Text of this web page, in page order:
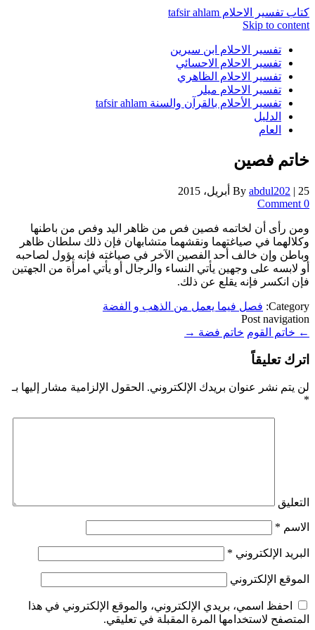
كتاب تفسير الاحلام tafsir ahlam
Skip to content
تفسير الاحلام ابن سيرين
تفسير الاحلام الاحسائي
تفسير الاحلام الظاهري
تفسير الاحلام ميلر
تفسير الأحلام بالقرآن والسنة tafsir ahlam
الدليل
العام
خاتم فصين
By abdul202 | 25 أبريل، 2015
0 Comment
ومن رأى أن لخاتمه فصين فص من ظاهر اليد وفص من باطنها
وكلالهما في صياغتهما ونقشهما متشابهان فإن ذلك سلطان ظاهر
وباطن وإن خالف أحد الفصين الآخر في صياغته فإنه يؤول لصاحبه
أو لابسه على وجهين يأتي النساء والرجال أو يأتي امرأة من الجهتين
فإن انكسر فإنه يقلع عن ذلك.
Category: فصل فيما يعمل من الذهب و الفضة
Post navigation
← خاتم القوم خاتم فضة →
اترك تعليقاً
لن يتم نشر عنوان بريدك الإلكتروني. الحقول الإلزامية مشار إليها بـ
*
التعليق
الاسم *
البريد الإلكتروني *
الموقع الإلكتروني
احفظ اسمي، بريدي الإلكتروني، والموقع الإلكتروني في هذا
المتصفح لاستخدامها المرة المقبلة في تعليقي.